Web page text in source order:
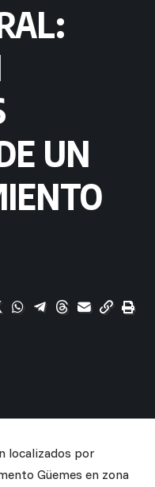
UN
localizados por
Güemes en zona